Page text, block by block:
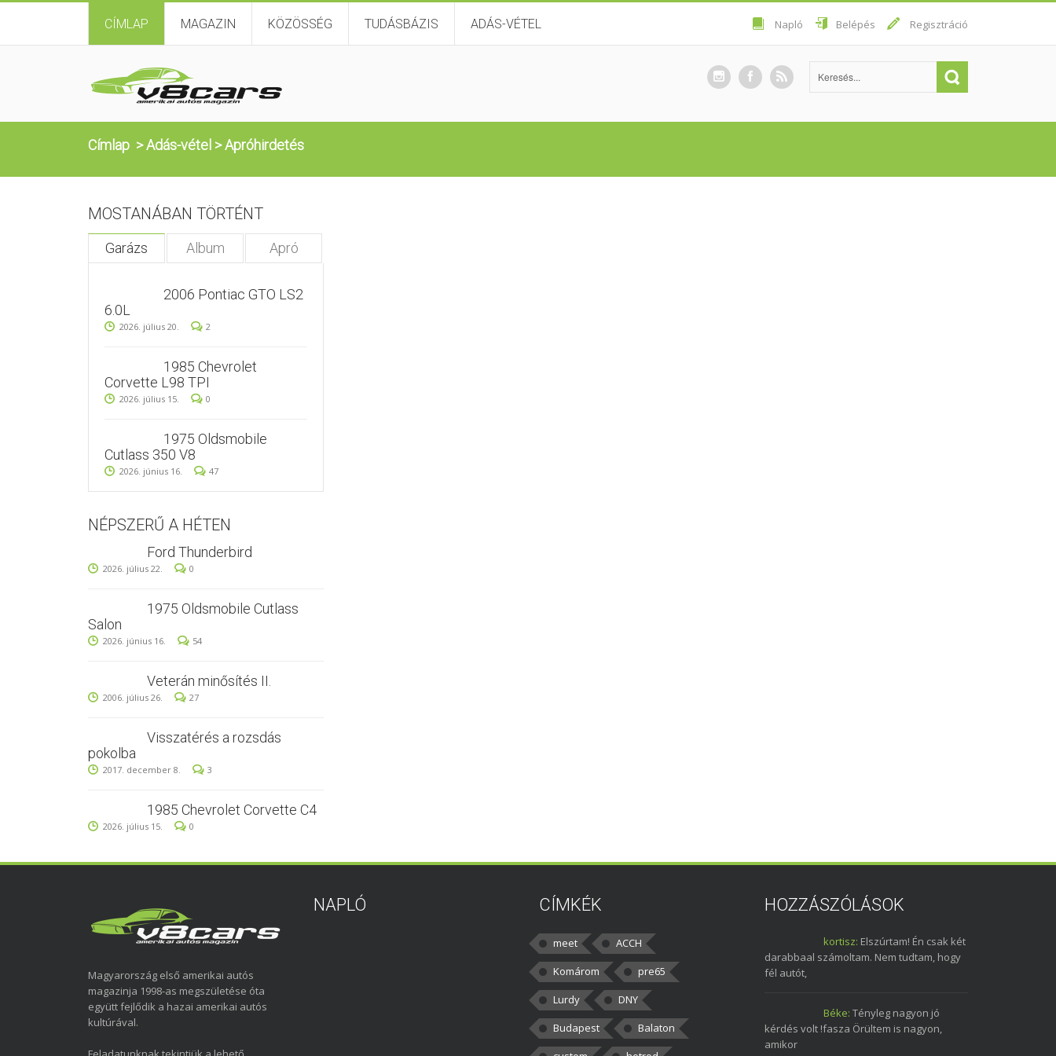
CÍMLAP MAGAZIN KÖZÖSSÉG TUDÁSBÁZIS ADÁS-VÉTEL Napló Belépés Regisztráció
Címlap >Adás-vétel >Apróhirdetés
MOSTANÁBAN TÖRTÉNT
Garázs Album Apró
2006 Pontiac GTO LS2
6.0L
2026. július 20. 2
1985 Chevrolet
Corvette L98 TPI
2026. július 15. 0
1975 Oldsmobile
Cutlass 350 V8
2026. június 16. 47
NÉPSZERŰ A HÉTEN
Ford Thunderbird
2026. július 22. 0
1975 Oldsmobile Cutlass
Salon
2026. június 16. 54
Veterán minősítés II.
2006. július 26. 27
Visszatérés a rozsdás
pokolba
2017. december 8. 3
1985 Chevrolet Corvette C4
2026. július 15. 0
Magyarország első amerikai autós
magazinja 1998-as megszületése óta
együtt fejlődik a hazai amerikai autós
kultúrával.
NAPLÓ CÍMKÉK
meet
ACCH
Komárom
pre65
Lurdy
DNY
Budapest
Balaton
HOZZÁSZÓLÁSOK
kortisz: Elszúrtam! Én csak két
darabbaal számoltam. Nem tudtam, hogy
fél autót,
Béke: Tényleg nagyon jó
kérdés volt !fasza Örültem is nagyon,
amikor